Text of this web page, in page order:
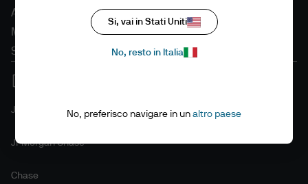
Accessibilità
Mappa del sito
Stewardship degli investimenti
J.P. Morgan
JPMorgan Chase
Chase
Si, vai in Stati Uniti
No, resto in Italia
No, preferisco navigare in un altro paese